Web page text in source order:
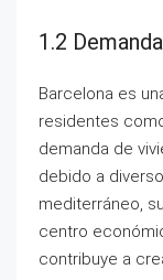
1.2
Barcelona es
residentes
demanda de
debido a
mediterráneo,
centro
contribuye a